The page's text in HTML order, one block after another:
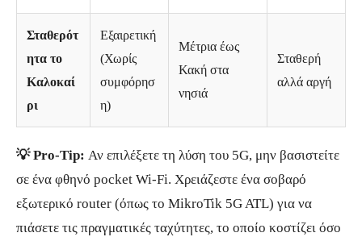
Σταθερότ
ητα το
Καλοκαί
ρι
Εξαιρετική
(Χωρίς
συμφόρησ
η)
Μέτρια έως
Κακή στα
νησιά
Σταθερή
αλλά αργή
💡 Pro-Tip: Αν επιλέξετε τη λύση του 5G, μην βασιστείτε
σε ένα φθηνό pocket Wi-Fi. Χρειάζεστε ένα σοβαρό
εξωτερικό router (όπως το MikroTik 5G ATL) για να
πιάσετε τις πραγματικές ταχύτητες, το οποίο κοστίζει όσο